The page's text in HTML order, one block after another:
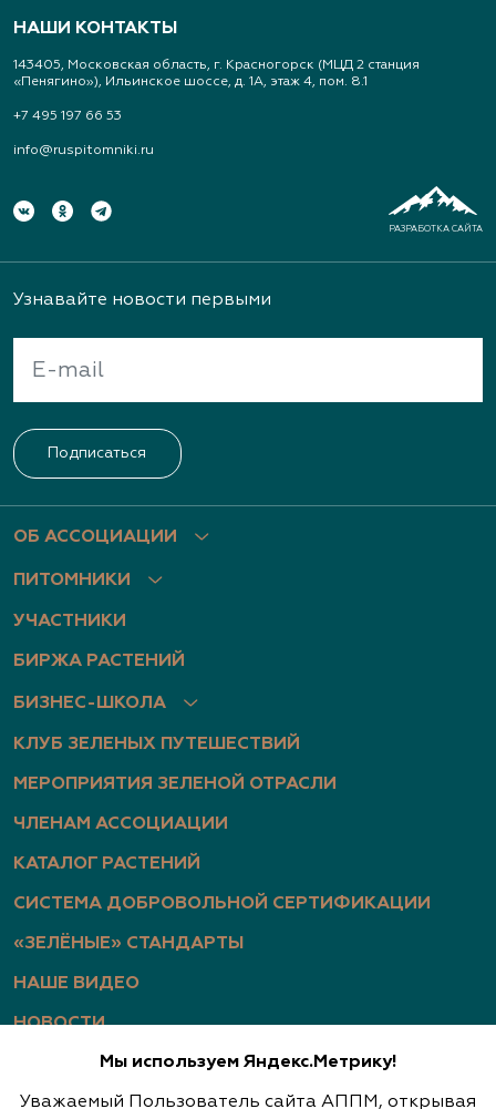
НАШИ КОНТАКТЫ
143405, Московская область, г. Красногорск (МЦД 2 станция
«Пенягино»), Ильинское шоссе, д. 1А, этаж 4, пом. 8.1
+7 495 197 66 53
info@ruspitomniki.ru
РАЗРАБОТКА САЙТА
ОБ АССОЦИАЦИИ
ПИТОМНИКИ
УЧАСТНИКИ
БИРЖА РАСТЕНИЙ
БИЗНЕС-ШКОЛА
КЛУБ ЗЕЛЕНЫХ ПУТЕШЕСТВИЙ
МЕРОПРИЯТИЯ ЗЕЛЕНОЙ ОТРАСЛИ
ЧЛЕНАМ АССОЦИАЦИИ
КАТАЛОГ РАСТЕНИЙ
СИСТЕМА ДОБРОВОЛЬНОЙ СЕРТИФИКАЦИИ
«ЗЕЛЁНЫЕ» СТАНДАРТЫ
НАШЕ ВИДЕО
НОВОСТИ
ФОТОГАЛЕРЕЯ
Узнавайте новости первыми
Подписаться
Мы используем Яндекс.Метрику!
Уважаемый Пользователь сайта АППМ, открывая